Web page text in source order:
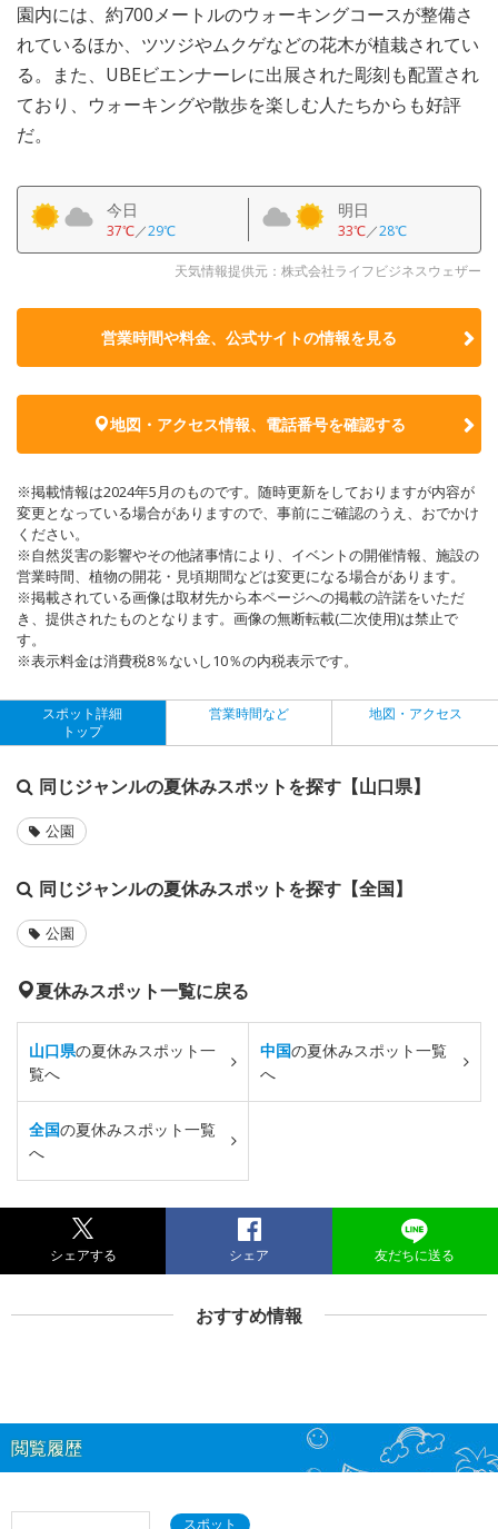
園内には、約700メートルのウォーキングコースが整備さ
れているほか、ツツジやムクゲなどの花木が植栽されてい
る。また、UBEビエンナーレに出展された彫刻も配置され
ており、ウォーキングや散歩を楽しむ人たちからも好評
だ。
今日
37℃／29℃
明日
33℃／28℃
天気情報提供元：株式会社ライフビジネスウェザー
営業時間や料金、公式サイトの情報を見る
地図・アクセス情報、電話番号を確認する
※掲載情報は2024年5月のものです。随時更新をしておりますが内容が
変更となっている場合がありますので、事前にご確認のうえ、おでかけ
ください。
※自然災害の影響やその他諸事情により、イベントの開催情報、施設の
営業時間、植物の開花・見頃期間などは変更になる場合があります。
※掲載されている画像は取材先から本ページへの掲載の許諾をいただ
き、提供されたものとなります。画像の無断転載(二次使用)は禁止で
す。
※表示料金は消費税8％ないし10％の内税表示です。
スポット詳細
トップ
営業時間など 地図・アクセス
同じジャンルの夏休みスポットを探す【山口県】
公園
同じジャンルの夏休みスポットを探す【全国】
公園
夏休みスポット一覧に戻る
山口県の夏休みスポット一
覧へ
中国の夏休みスポット一覧
へ
全国の夏休みスポット一覧
へ
シェアする シェア 友だちに送る
おすすめ情報
閲覧履歴